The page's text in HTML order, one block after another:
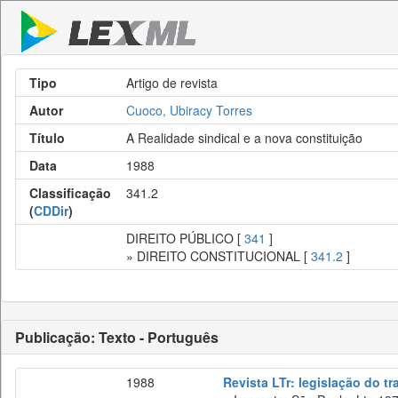
Tipo
Artigo de revista
Autor
Cuoco, Ubiracy Torres
Título
A Realidade sindical e a nova constituição
Data
1988
Classificação
(CDDir)
341.2
DIREITO PÚBLICO [ 341 ]
» DIREITO CONSTITUCIONAL [ 341.2 ]
Publicação: Texto - Português
1988
Revista LTr: legislação do